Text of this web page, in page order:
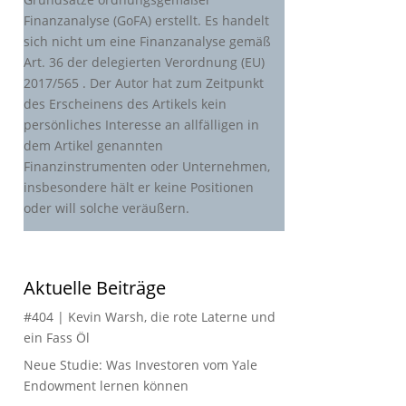
Finanzanalyse (GoFA) erstellt. Es handelt
sich nicht um eine Finanzanalyse gemäß
Art. 36 der delegierten Verordnung (EU)
2017/565 . Der Autor hat zum Zeitpunkt
des Erscheinens des Artikels kein
persönliches Interesse an allfälligen in
dem Artikel genannten
Finanzinstrumenten oder Unternehmen,
insbesondere hält er keine Positionen
oder will solche veräußern.
Aktuelle Beiträge
#404 | Kevin Warsh, die rote Laterne und
ein Fass Öl
Neue Studie: Was Investoren vom Yale
Endowment lernen können